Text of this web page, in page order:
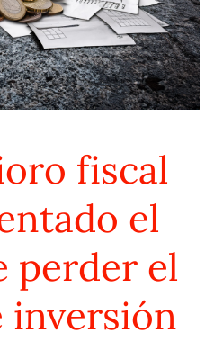
fiscal
el
perder el
inversión